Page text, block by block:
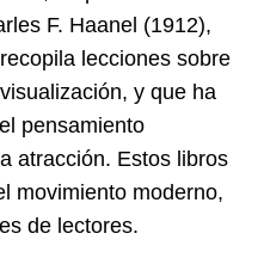
F. Haanel (1912),
lecciones sobre
y que ha
pensamiento
atracción. Estos libros
movimiento moderno,
de lectores.